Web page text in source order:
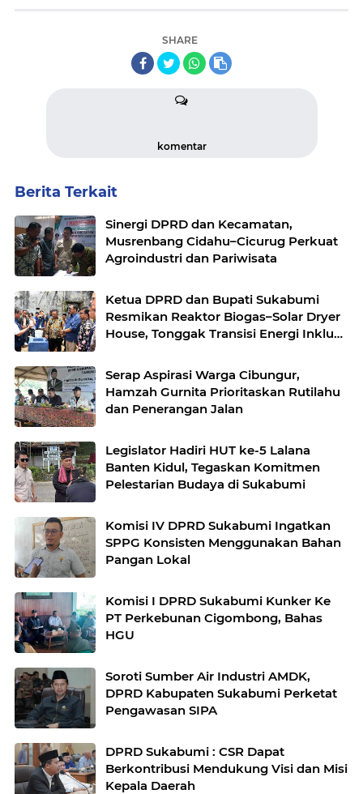
SHARE
komentar
Berita Terkait
Sinergi DPRD dan Kecamatan,
Musrenbang Cidahu–Cicurug Perkuat
Agroindustri dan Pariwisata
Ketua DPRD dan Bupati Sukabumi
Resmikan Reaktor Biogas–Solar Dryer
House, Tonggak Transisi Energi Inklusif
Serap Aspirasi Warga Cibungur,
Hamzah Gurnita Prioritaskan Rutilahu
dan Penerangan Jalan
Legislator Hadiri HUT ke-5 Lalana
Banten Kidul, Tegaskan Komitmen
Pelestarian Budaya di Sukabumi
Komisi IV DPRD Sukabumi Ingatkan
SPPG Konsisten Menggunakan Bahan
Pangan Lokal
Komisi I DPRD Sukabumi Kunker Ke
PT Perkebunan Cigombong, Bahas
HGU
Soroti Sumber Air Industri AMDK,
DPRD Kabupaten Sukabumi Perketat
Pengawasan SIPA
DPRD Sukabumi : CSR Dapat
Berkontribusi Mendukung Visi dan Misi
Kepala Daerah